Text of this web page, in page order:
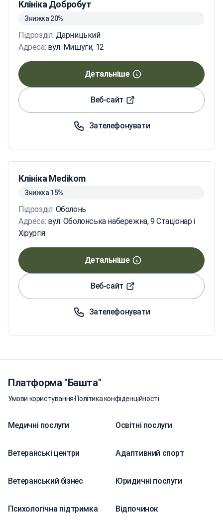
Клініка Добробут
Знижка 20%
Підрозділ: Дарницький
Адреса: вул. Мишуги, 12
Детальніше
Веб-сайт
Зателефонувати
Клініка Medikom
Знижка 15%
Підрозділ: Оболонь
Адреса: вул. Оболонська набережна, 9 Стаціонар і
Хірургія
Детальніше
Веб-сайт
Зателефонувати
Платформа "Башта"
Умови користування·Політика конфіденційності
Медичні послуги Освітні послуги
Ветеранські центри Адаптивний спорт
Ветеранський бізнес Юридичні послуги
Психологічна підтримка Відпочинок